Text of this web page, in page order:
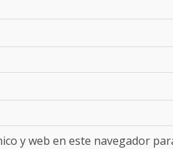
y web en este navegador